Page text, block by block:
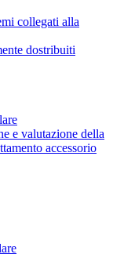
collegati alla
dostribuiti
e valutazione della
accessorio